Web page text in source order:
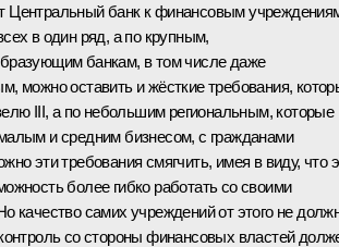
Центральный банк к финансовым
в один ряд, а по крупным,
банкам, в том числе даже
можно оставить и жёсткие требования,
III, а по небольшим региональным, которые
и средним бизнесом, с гражданами
эти требования смягчить, имея в виду, что
более гибко работать со своими
качество самих учреждений от этого не
со стороны финансовых властей